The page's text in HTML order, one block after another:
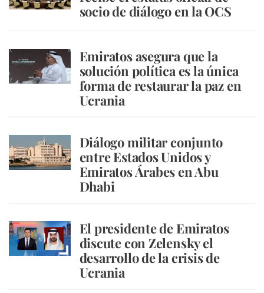
socio de diálogo en la OCS
Emiratos asegura que la
solución política es la única
forma de restaurar la paz en
Ucrania
Diálogo militar conjunto
entre Estados Unidos y
Emiratos Árabes en Abu
Dhabi
El presidente de Emiratos
discute con Zelensky el
desarrollo de la crisis de
Ucrania